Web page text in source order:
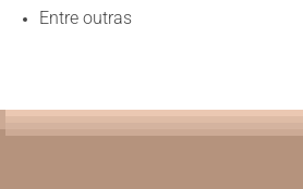
Entre outras